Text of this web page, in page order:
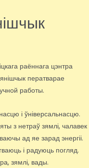
раённага цэнтра
ператварае
работы.
і ўніверсальнасцю.
з нетраў зямлі, чалавек
ад яе зарад энергіі.
і радуюць погляд.
зямлі, вады.